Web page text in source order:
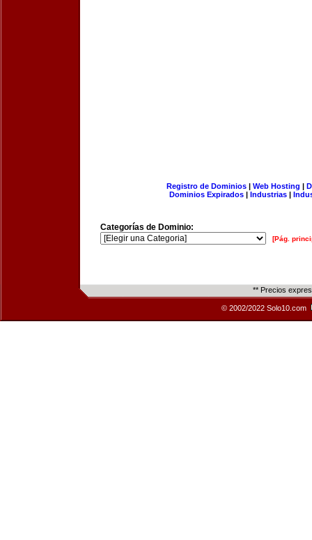
Registro de Dominios| Web Hosting |
Dominios Expirados | Industrias |
Categorías de Dominio:
[Pág.
** Precios
© 2002/2022 Solo10.com